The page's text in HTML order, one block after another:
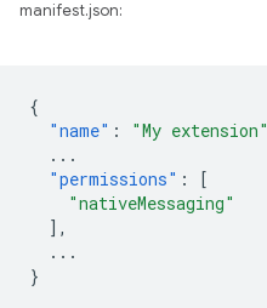
manifest.json:
{
"name" : "My extension"
...
"permissions" :
[
"nativeMessaging"
],
...
}